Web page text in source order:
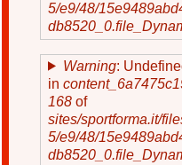
5/e9/48/
Warning:
in
168 of
sites/sportforma.it/
5/e9/48/